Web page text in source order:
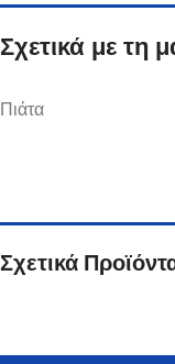
Σχετικά με τη
Πιάτα
Σχετικά